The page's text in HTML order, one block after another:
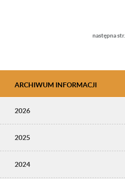
Następna
następna str.
ARCHIWUM INFORMACJI
2026
2025
2024